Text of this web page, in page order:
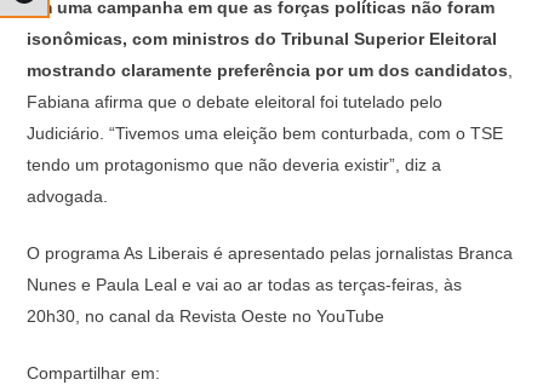
Em uma campanha em que as forças políticas não foram
isonômicas, com ministros do Tribunal Superior Eleitoral
mostrando claramente preferência por um dos candidatos,
Fabiana afirma que o debate eleitoral foi tutelado pelo
Judiciário. “Tivemos uma eleição bem conturbada, com o TSE
tendo um protagonismo que não deveria existir”, diz a
advogada.
O programa As Liberais é apresentado pelas jornalistas Branca
Nunes e Paula Leal e vai ao ar todas as terças-feiras, às
20h30, no canal da Revista Oeste no YouTube
Compartilhar em: